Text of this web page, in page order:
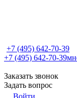
+7 (495) 642-70-39
+7 (495) 642-70-39
Заказать звонок
Задать вопрос
Войти